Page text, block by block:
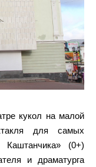
кукол на малой
для самых
Каштанчика» (0+)
и драматурга